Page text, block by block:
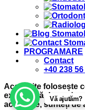
PROGRAMARE
Contact
+40 238
Vă ajutăm?
Acest site folosește
experiență de
acest site, sunteți de